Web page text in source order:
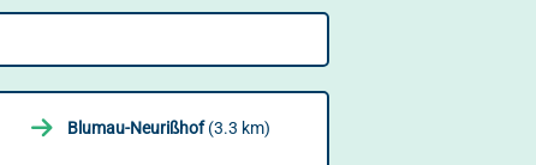
Blumau-Neurißhof(3.3 km)